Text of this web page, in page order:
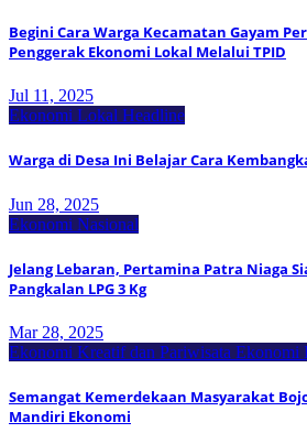
Begini Cara Warga Kecamatan Gayam
Penggerak Ekonomi Lokal Melalui TPID
Jul 11, 2025
Ekonomi Lokal Headline
Warga di Desa Ini Belajar Cara
Jun 28, 2025
Ekonomi Nasional
Jelang Lebaran, Pertamina Patra Niaga
Pangkalan LPG 3 Kg
Mar 28, 2025
Ekonomi Kreatif dan Pariwisata Ekonomi
Semangat Kemerdekaan Masyarakat
Mandiri Ekonomi